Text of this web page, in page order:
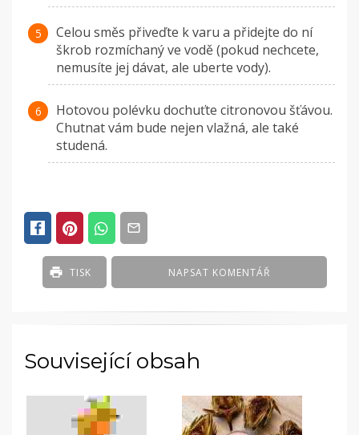
Celou směs přiveďte k varu a přidejte do ní
škrob rozmíchaný ve vodě (pokud nechcete,
nemusíte jej dávat, ale uberte vody).
Hotovou polévku dochuťte citronovou šťávou.
Chutnat vám bude nejen vlažná, ale také
studená.
NAPSAT KOMENTÁŘ
TISK
Související obsah